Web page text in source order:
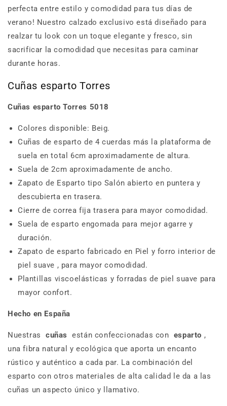
perfecta entre estilo y comodidad para tus días de
verano! Nuestro calzado exclusivo está diseñado para
realzar tu look con un toque elegante y fresco, sin
sacrificar la comodidad que necesitas para caminar
durante horas.
Cuñas esparto Torres
Cuñas esparto Torres 5018
Colores disponible: Beig.
Cuñas de esparto de 4 cuerdas más la plataforma de
suela en total 6cm aproximadamente de altura.
Suela de 2cm aproximadamente de ancho.
Zapato de Esparto tipo Salón abierto en puntera y
descubierta en trasera.
Cierre de correa fija trasera para mayor comodidad.
Suela de esparto engomada para mejor agarre y
duración.
Zapato de esparto fabricado en Piel y forro interior de
piel suave , para mayor comodidad.
Plantillas viscoelásticas y forradas de piel suave para
mayor confort.
Hecho en España
Nuestras cuñas están confeccionadas con esparto ,
una fibra natural y ecológica que aporta un encanto
rústico y auténtico a cada par. La combinación del
esparto con otros materiales de alta calidad le da a las
cuñas un aspecto único y llamativo.